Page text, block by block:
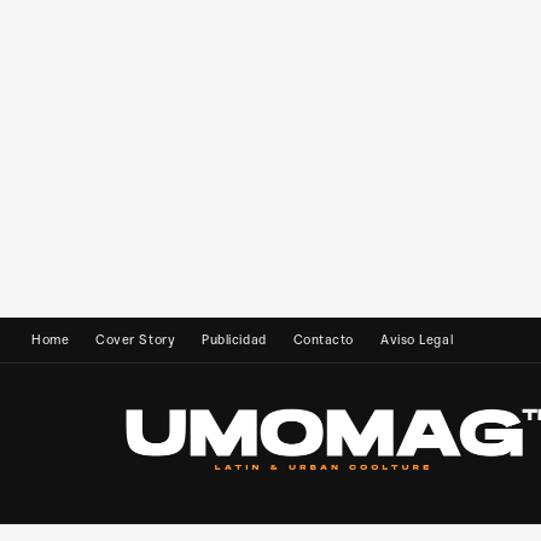
Home Cover Story Publicidad Contacto Aviso Legal